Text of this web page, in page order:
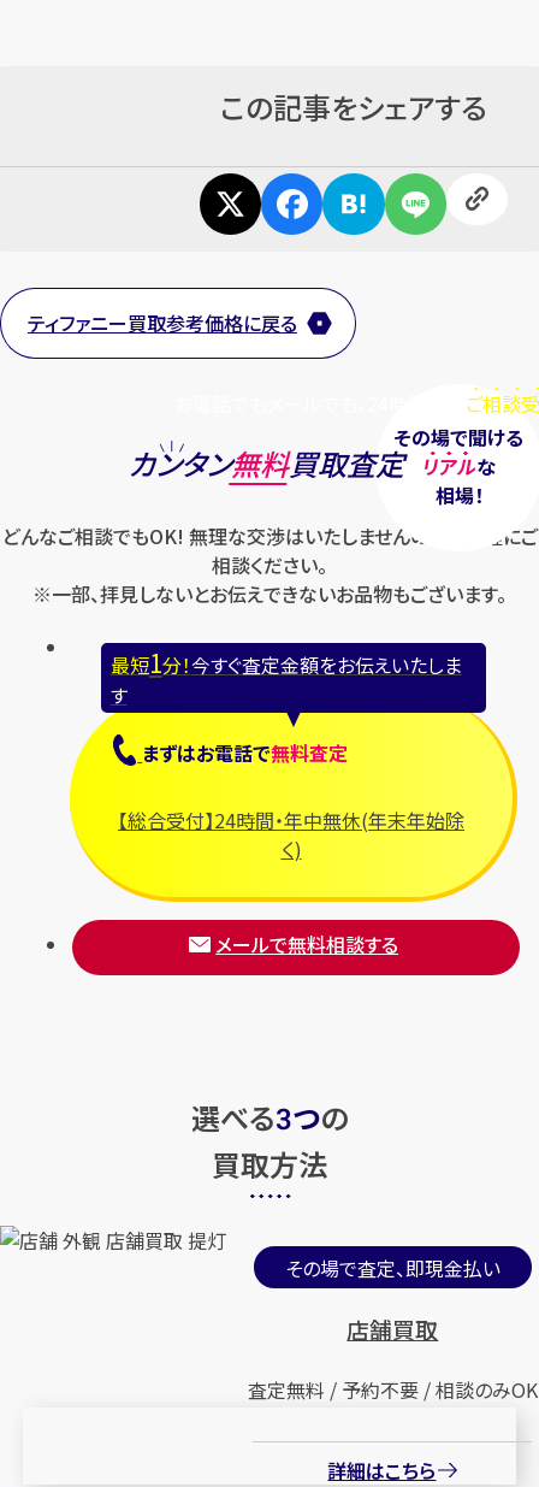
分！ 今すぐ査定金額をお伝えいた
無料査定
【総合受付】24時間・年中無休(年末年
メールで無料相談する
この記事をシェアする
ティファニー買取参考価格に戻る
ご相談
その場で聞ける
リアルな
相場！
カンタン無料買取査定
どんなご相談でもOK! 無理な交渉はいたしませんのでお気軽にご
相談ください。
※一部、拝見しないとお伝えできないお品物もございます。
最短1分！今すぐ査定金額をお伝えいたしま
す
まずはお電話で無料査定
【総合受付】24時間・年中無休(年末年始除
く)
メールで無料相談する
選べる3つの
買取方法
その場で査定、即現金払い
店舗買取
査定無料 / 予約不要 / 相談のみOK
詳細はこちら